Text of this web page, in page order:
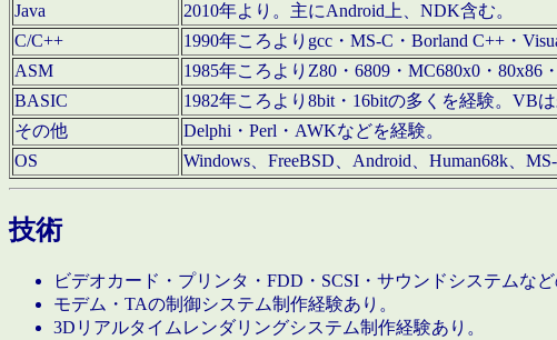
Java
2010年より。主にAndroid上、NDK含む。
C/C++
1990年ころよりgcc・MS-C・Borland C++・
ASM
1985年ころよりZ80・6809・MC680x0・80x86
BASIC
1982年ころより8bit・16bitの多くを経験。VBは
その他
Delphi・Perl・AWKなどを経験。
OS
Windows、FreeBSD、Android、Human68k、
技術
ビデオカード・プリンタ・FDD・SCSI・サウンドシステムな
モデム・TAの制御システム制作経験あり。
3Dリアルタイムレンダリングシステム制作経験あり。